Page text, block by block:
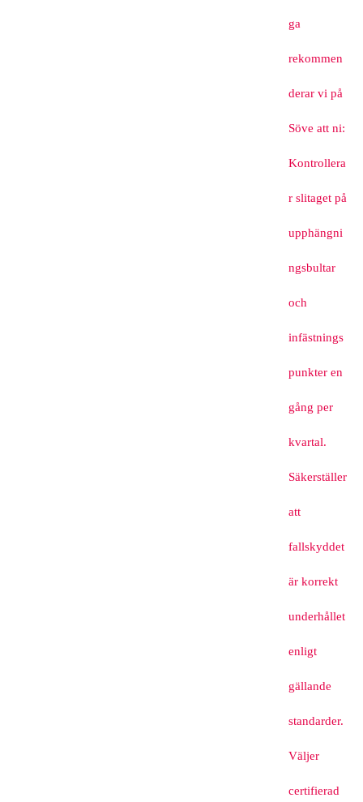
ga
rekommen
derar vi på
Söve att ni:
Kontrollera
r slitaget på
upphängni
ngsbultar
och
infästnings
punkter en
gång per
kvartal.
Säkerställer
att
fallskyddet
är korrekt
underhållet
enligt
gällande
standarder.
Väljer
certifierad